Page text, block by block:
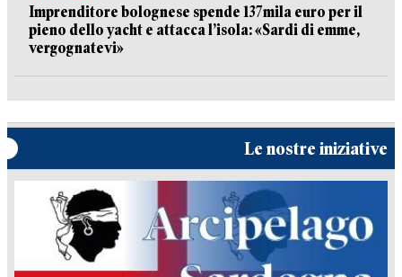
Imprenditore bolognese spende 137mila euro per il
pieno dello yacht e attacca l’isola: «Sardi di emme,
vergognatevi»
Le nostre iniziative